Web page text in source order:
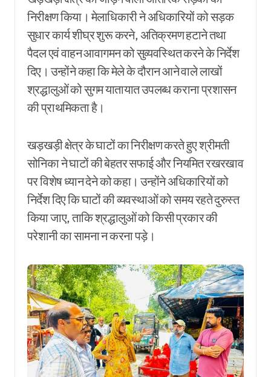
निरीक्षण किया। मेलाधिकारी ने अधिकारियों को सड़क
सुधार कार्य शीघ्र शुरू करने, अतिक्रमण हटाने तथा
पैदल एवं वाहन आवागमन को सुव्यवस्थित करने के निर्देश
दिए। उन्होंने कहा कि मेले के दौरान आने वाले लाखों
श्रद्धालुओं को सुगम यातायात उपलब्ध कराना प्रशासन
की प्राथमिकता है।
खड़खड़ी क्षेत्र के घाटों का निरीक्षण करते हुए श्रीमती
सोनिका ने घाटों की बेहतर सफाई और नियमित रखरखाव
पर विशेष ध्यान देने को कहा। उन्होंने अधिकारियों को
निर्देश दिए कि घाटों की व्यवस्थाओं को समय रहते दुरुस्त
किया जाए, ताकि श्रद्धालुओं को किसी प्रकार की
परेशानी का सामना न करना पड़े।